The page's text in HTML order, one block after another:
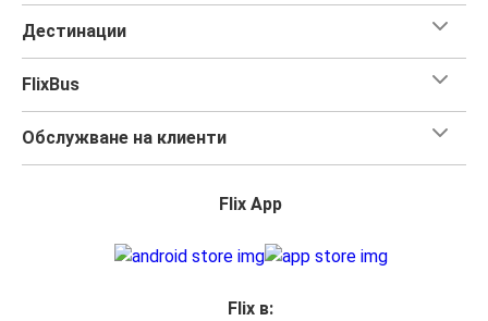
Дестинации
FlixBus
Обслужване на клиенти
Flix App
Flix в: